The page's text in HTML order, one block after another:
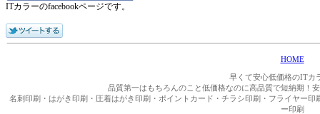
ITカラーのfacebookページです。
HOME
早くて安心低価格のITカ
品質第一はもちろんのこと低価格なのに高品質で短納期！
名刺印刷・はがき印刷・圧着はがき印刷・ポイントカード・チラシ印刷・フライヤー
ー印刷